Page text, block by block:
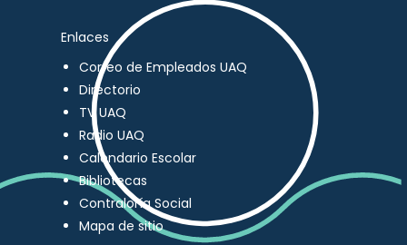
Enlaces
Correo de Empleados UAQ
Directorio
TV UAQ
Radio UAQ
Calendario Escolar
Bibliotecas
Contraloría Social
Mapa de sitio